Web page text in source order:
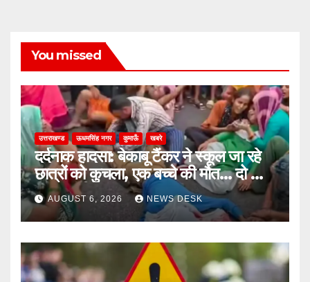
You missed
उत्तराखण्ड ऊधमसिंह नगर कुमाऊँ खबरे
दर्दनाक हादसा: बेकाबू टैंकर ने स्कूल जा रहे
छात्रों को कुचला, एक बच्चे की मौत… दो की
हालत गंभीर
AUGUST 6, 2026 NEWS DESK